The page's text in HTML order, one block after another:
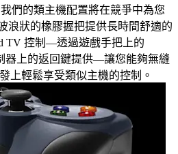
們的類主機配置將在競爭中為您
浪狀的橡膠握把提供長時間舒適的
TV 控制—透過遊戲手把上的
器上的返回鍵提供—讓您能夠無縫
上輕鬆享受類似主機的控制。